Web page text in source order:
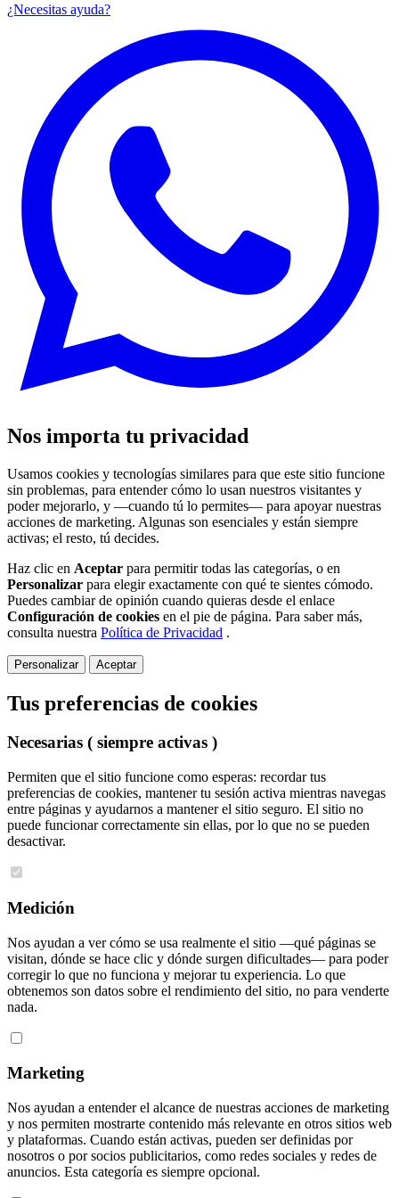
¿Necesitas ayuda?
Nos importa tu privacidad
Usamos cookies y tecnologías similares para que este sitio funcione
sin problemas, para entender cómo lo usan nuestros visitantes y
poder mejorarlo, y —cuando tú lo permites— para apoyar nuestras
acciones de marketing. Algunas son esenciales y están siempre
activas; el resto, tú decides.
Haz clic en Aceptar para permitir todas las categorías, o en
Personalizar para elegir exactamente con qué te sientes cómodo.
Puedes cambiar de opinión cuando quieras desde el enlace
Configuración de cookies en el pie de página. Para saber más,
consulta nuestra Política de Privacidad .
Personalizar Aceptar
Tus preferencias de cookies
Necesarias ( siempre activas )
Permiten que el sitio funcione como esperas: recordar tus
preferencias de cookies, mantener tu sesión activa mientras navegas
entre páginas y ayudarnos a mantener el sitio seguro. El sitio no
puede funcionar correctamente sin ellas, por lo que no se pueden
desactivar.
Medición
Nos ayudan a ver cómo se usa realmente el sitio —qué páginas se
visitan, dónde se hace clic y dónde surgen dificultades— para poder
corregir lo que no funciona y mejorar tu experiencia. Lo que
obtenemos son datos sobre el rendimiento del sitio, no para venderte
nada.
Marketing
Nos ayudan a entender el alcance de nuestras acciones de marketing
y nos permiten mostrarte contenido más relevante en otros sitios web
y plataformas. Cuando están activas, pueden ser definidas por
nosotros o por socios publicitarios, como redes sociales y redes de
anuncios. Esta categoría es siempre opcional.